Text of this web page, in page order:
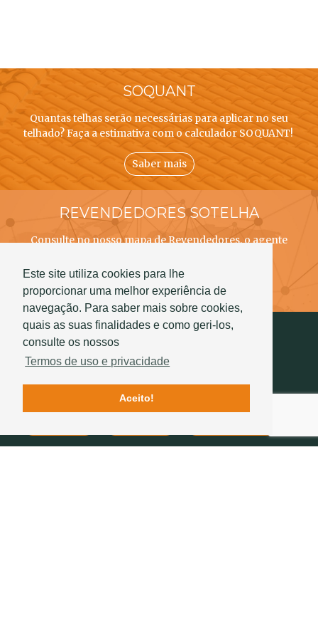
Este site utiliza cookies para lhe
proporcionar uma melhor experiência de
navegação. Para saber mais sobre cookies,
quais as suas finalidades e como geri-los,
consulte os nossos
Termos de uso e privacidade
Aceito!
SOQUANT
Quantas telhas serão necessárias para aplicar no seu
telhado? Faça a estimativa com o calculador SOQUANT!
Saber mais
REVENDEDORES SOTELHA
Consulte no nosso mapa de Revendedores, o agente
Saber mais